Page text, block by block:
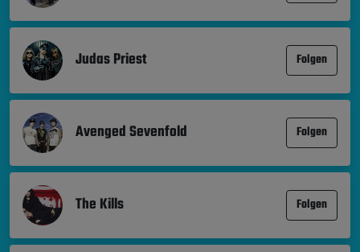
Judas Priest Folgen
Avenged Sevenfold Folgen
The Kills Folgen